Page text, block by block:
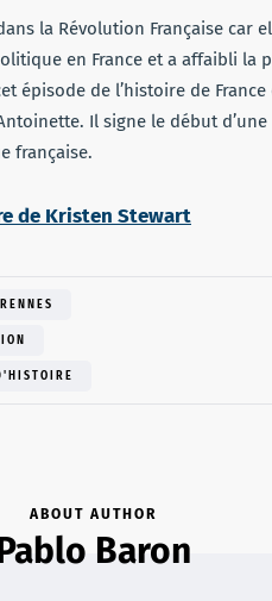
la Révolution Française car
en France et a affaibli la
épisode de l’histoire de
Il signe le début
française.
de Kristen Stewart
ABOUT AUTHOR
Baron